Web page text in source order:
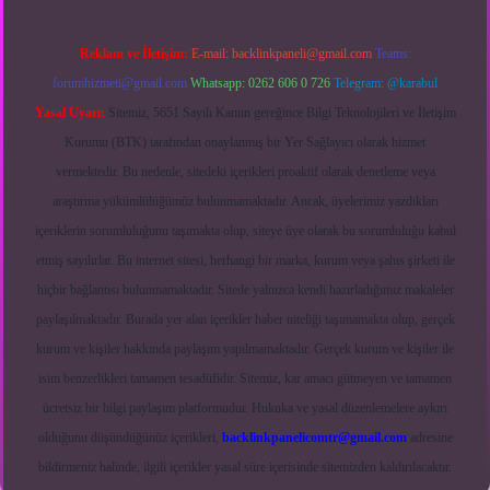
Reklam ve İletişim: E-mail: backlinkpaneli@gmail.com Teams:
forumhizmeti@gmail.com Whatsapp: 0262 606 0 726 Telegram: @karabul
Yasal Uyarı: Sitemiz, 5651 Sayılı Kanun gereğince Bilgi Teknolojileri ve İletişim
Kurumu (BTK) tarafından onaylanmış bir Yer Sağlayıcı olarak hizmet
vermektedir. Bu nedenle, sitedeki içerikleri proaktif olarak denetleme veya
araştırma yükümlülüğümüz bulunmamaktadır. Ancak, üyelerimiz yazdıkları
içeriklerin sorumluluğunu taşımakta olup, siteye üye olarak bu sorumluluğu kabul
etmiş sayılırlar. Bu internet sitesi, herhangi bir marka, kurum veya şahıs şirketi ile
hiçbir bağlantısı bulunmamaktadır. Sitede yalnızca kendi hazırladığımız makaleler
paylaşılmaktadır. Burada yer alan içerikler haber niteliği taşımamakta olup, gerçek
kurum ve kişiler hakkında paylaşım yapılmamaktadır. Gerçek kurum ve kişiler ile
isim benzerlikleri tamamen tesadüfidir. Sitemiz, kar amacı gütmeyen ve tamamen
ücretsiz bir bilgi paylaşım platformudur. Hukuka ve yasal düzenlemelere aykırı
olduğunu düşündüğünüz içerikleri, backlinkpanelicomtr@gmail.comadresine
bildirmeniz halinde, ilgili içerikler yasal süre içerisinde sitemizden kaldırılacaktır.